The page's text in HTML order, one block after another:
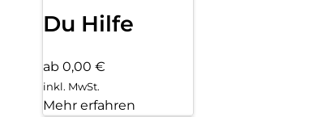
Du Hilfe
ab 0,00 €
inkl. MwSt.
Mehr erfahren